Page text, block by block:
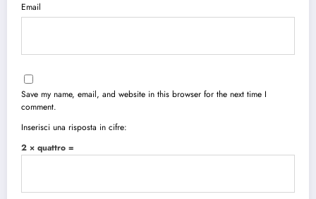
Email
Save my name, email, and website in this browser for the next time I
comment.
Inserisci una risposta in cifre:
2 × quattro =